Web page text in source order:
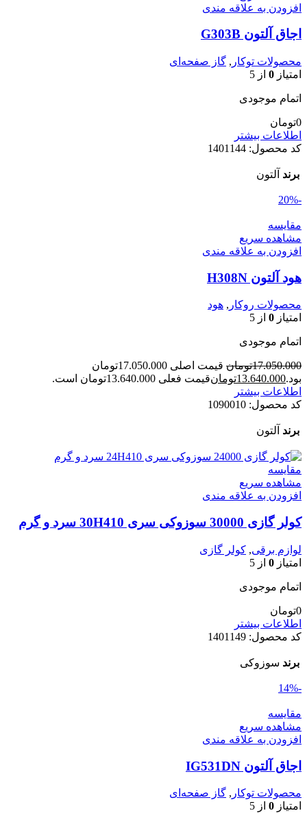
افزودن به علاقه مندی
اجاق آلتون G303B
محصولات توکار , گاز صفحه‌ای
امتیاز 0 از 5
اتمام موجودی
0تومان
اطلاعات بیشتر
کد محصول: 1401144
برند آلتون
-20%
مقایسه
مشاهده سریع
افزودن به علاقه مندی
هود آلتون H308N
محصولات روکار , هود
امتیاز 0 از 5
اتمام موجودی
17.050.000تومان
قیمت اصلی 17.050.000تومان
بود.13.640.000تومانقیمت فعلی 13.640.000تومان است.
اطلاعات بیشتر
کد محصول: 1090010
برند آلتون
مقایسه
مشاهده سریع
افزودن به علاقه مندی
کولر گازی 30000 سوزوکی سری 30H410 سرد و گرم
لوازم برقی, کولر گازی
امتیاز 0 از 5
اتمام موجودی
0تومان
اطلاعات بیشتر
کد محصول: 1401149
برند سوزوکی
-14%
مقایسه
مشاهده سریع
افزودن به علاقه مندی
اجاق آلتون IG531DN
محصولات توکار , گاز صفحه‌ای
امتیاز 0 از 5